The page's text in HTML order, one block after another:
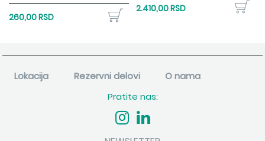
260,00 RSD
2.410,00 RSD
Lokacija Rezervni delovi
O nama
Pratite nas: